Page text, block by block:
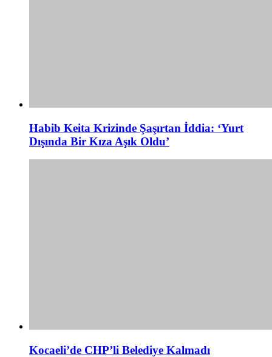
Habib Keita Krizinde Şaşırtan İddia: ‘Yurt
Dışında Bir Kıza Aşık Oldu’
Kocaeli’de CHP’li Belediye Kalmadı